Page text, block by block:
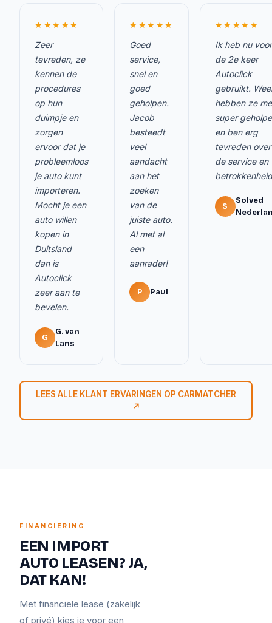
★★★★★
Zeer
tevreden, ze
kennen de
procedures
op hun
duimpje en
zorgen
ervoor dat je
probleemloos
je auto kunt
importeren.
Mocht je een
auto willen
kopen in
Duitsland
dan is
Autoclick
zeer aan te
bevelen.
G
G. van
Lans
★★★★★
Goed
service,
snel en
goed
geholpen.
Jacob
besteedt
veel
aandacht
aan het
zoeken
van de
juiste auto.
Al met al
een
aanrader!
P Paul
★★★★★
Ik heb nu voor
de 2e keer
Autoclick
gebruikt.
hebben ze me
super
en ben erg
tevreden over
de service en
S
Solved
LEES ALLE KLANT ERVARINGEN OP CARMATCHER
↗
FINANCIERING
EEN IMPORT
AUTO LEASEN? JA,
DAT KAN!
Met financiële lease (zakelijk
of privé) kies je voor een